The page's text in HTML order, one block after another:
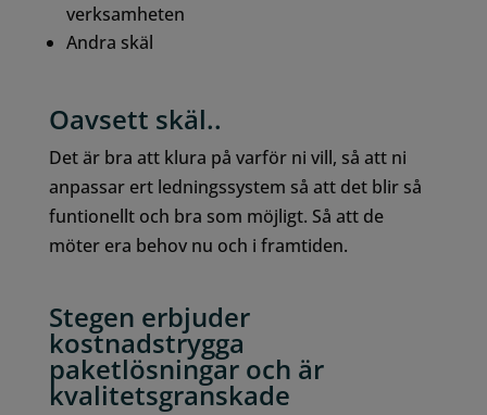
verksamheten
Andra skäl
Oavsett skäl..
Det är bra att klura på varför ni vill, så att ni
anpassar ert ledningssystem så att det blir så
funtionellt och bra som möjligt. Så att de
möter era behov nu och i framtiden.
Stegen erbjuder
kostnadstrygga
paketlösningar och är
kvalitetsgranskade